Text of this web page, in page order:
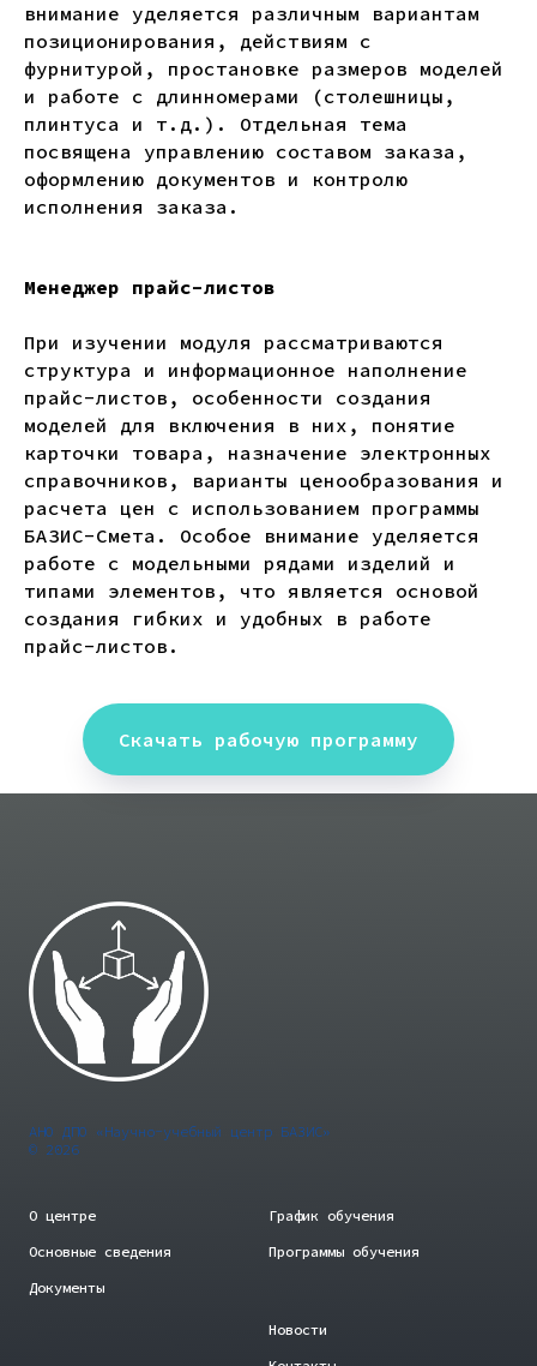
внимание уделяется различным вариантам
позиционирования, действиям с
фурнитурой, простановке размеров моделей
и работе с длинномерами (столешницы,
плинтуса и т.д.). Отдельная тема
посвящена управлению составом заказа,
оформлению документов и контролю
исполнения заказа.
Менеджер прайс-листов
При изучении модуля рассматриваются
структура и информационное наполнение
прайс-листов, особенности создания
моделей для включения в них, понятие
карточки товара, назначение электронных
справочников, варианты ценообразования и
расчета цен с использованием программы
БАЗИС-Смета. Особое внимание уделяется
работе с модельными рядами изделий и
типами элементов, что является основой
создания гибких и удобных в работе
прайс-листов.
Скачать рабочую программу
АНО ДПО «Научно-учебный центр БАЗИС»
© 2026
О центре
Основные сведения
Документы
График обучения
Программы обучения
Новости